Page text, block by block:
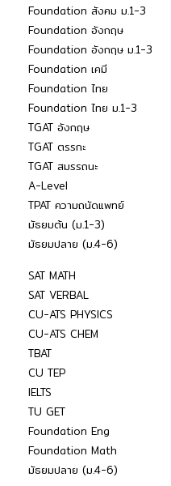
Foundation สังคม ม.1-3
Foundation อังกฤษ
Foundation อังกฤษ ม.1-3
Foundation เคมี
Foundation ไทย
Foundation ไทย ม.1-3
TGAT อังกฤษ
TGAT ตรรกะ
TGAT สมรรถนะ
A-Level
TPAT ความถนัดแพทย์
มัธยมต้น (ม.1-3)
มัธยมปลาย (ม.4-6)
SAT MATH
SAT VERBAL
CU-ATS PHYSICS
CU-ATS CHEM
TBAT
CU TEP
IELTS
TU GET
Foundation Eng
Foundation Math
มัธยมปลาย (ม.4-6)